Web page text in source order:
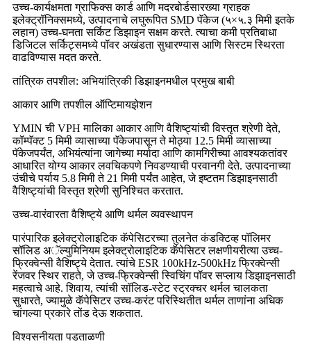
उच्च-कार्यक्षमता ग्राफिक्स कार्ड आणि मदरबोर्डसारख्या ग्राहक
इलेक्ट्रॉनिक्समध्ये, उत्पादनाचे लघुरूपित SMD पॅकेज (५×५.३ मिमी इतके
लहान) उच्च-घनता सर्किट डिझाइन सक्षम करते. त्याचा कमी प्रतिबाधा
डिजिटल सर्किट्समध्ये पॉवर अखंडता सुधारण्यास आणि सिस्टम स्थिरता
वाढविण्यास मदत करते.
तांत्रिक तपशील: अभियांत्रिकी डिझाइनमधील प्रमुख बाबी
आकार आणि तपशील ऑप्टिमायझेशन
YMIN ची VPH मालिका आकार आणि वैशिष्ट्यांची विस्तृत श्रेणी देते,
कॉम्पॅक्ट 5 मिमी व्यासाच्या पॅकेजपासून ते मोठ्या 12.5 मिमी व्यासाच्या
पॅकेजपर्यंत, अभियंत्यांना जागेच्या मर्यादा आणि कामगिरीच्या आवश्यकतांवर
आधारित योग्य आकार लवचिकपणे निवडण्याची परवानगी देते. उत्पादनाच्या
उंचीचे पर्याय 5.8 मिमी ते 21 मिमी पर्यंत आहेत, जे इष्टतम डिझाइनसाठी
वैशिष्ट्यांची विस्तृत श्रेणी सुनिश्चित करतात.
उच्च-वारंवारता वैशिष्ट्ये आणि थर्मल व्यवस्थापन
पारंपारिक इलेक्ट्रोलाइटिक कॅपेसिटरच्या तुलनेत कंडक्टिव्ह पॉलिमर
सॉलिड अॅल्युमिनियम इलेक्ट्रोलाइटिक कॅपेसिटर लक्षणीयरीत्या उच्च-
फ्रिक्वेन्सी वैशिष्ट्ये देतात. त्यांचे ESR 100kHz-500kHz फ्रिक्वेन्सी
रेंजवर स्थिर राहते, जे उच्च-फ्रिक्वेन्सी स्विचिंग पॉवर सप्लाय डिझाइनसाठी
महत्वाचे आहे. शिवाय, त्यांची सॉलिड-स्टेट स्ट्रक्चर थर्मल चालकता
सुधारते, ज्यामुळे कॅपेसिटर उच्च-करंट परिस्थितीत थर्मल ताणांना अधिक
चांगल्या प्रकारे तोंड देऊ शकतात.
विश्वसनीयता पडताळणी